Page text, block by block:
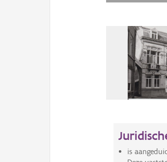
is